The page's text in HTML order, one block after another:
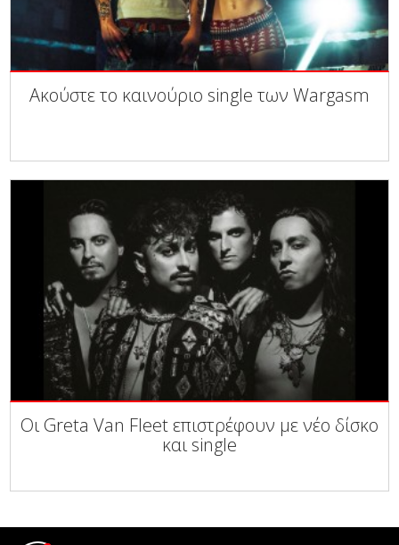
Ακούστε το καινούριο single των Wargasm
Οι Greta Van Fleet επιστρέφουν με νέο δίσκο
και single